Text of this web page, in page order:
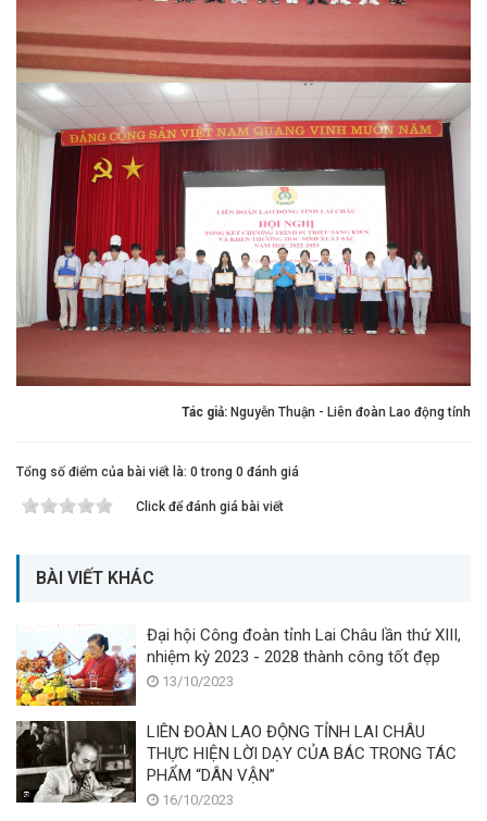
Tác giả: Nguyễn Thuận - Liên đoàn Lao động tỉnh
Tổng số điểm của bài viết là: 0 trong 0 đánh giá
Click để đánh giá bài viết
BÀI VIẾT KHÁC
Đại hội Công đoàn tỉnh Lai Châu lần thứ XIII,
nhiệm kỳ 2023 - 2028 thành công tốt đẹp
13/10/2023
LIÊN ĐOÀN LAO ĐỘNG TỈNH LAI CHÂU
THỰC HIỆN LỜI DẠY CỦA BÁC TRONG TÁC
PHẨM “DÂN VẬN”
16/10/2023